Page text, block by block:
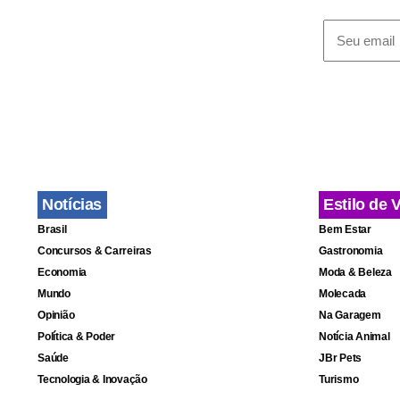
A
As novas
de produtos
ação que
trabalho de
Notícias
Brasil
Concursos & Carreiras
Economia
Mundo
Opinião
Política & Poder
Saúde
Tecnologia & Inovação
Estilo de
Bem Estar
Gastronomia
Moda & Beleza
Molecada
Na Garagem
Notícia Animal
JBr Pets
Turismo